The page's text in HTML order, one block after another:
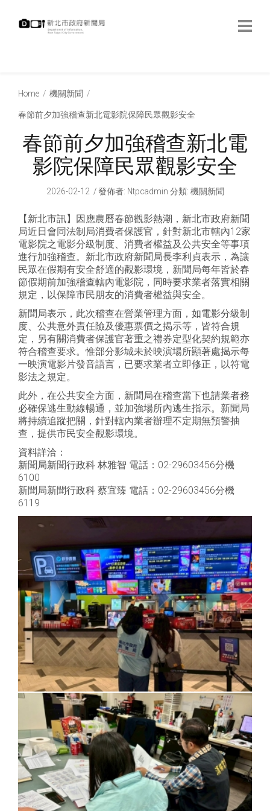
Home 機關新聞
春節前夕加強稽查新北電影院保障民眾觀影安全
春節前夕加強稽查新北電
影院保障民眾觀影安全
2026-02-12 發佈者: Ntpcadmin 分類: 機關新聞
【新北市訊】因應農曆春節觀影熱潮，新北市政府新聞
局近日會同法制局消費者保護官，針對新北市轄內12家
電影院之電影分級制度、消費者權益及公共安全等事項
進行加強稽查。新北市政府新聞局長李利貞表示，為讓
民眾在假期有安全舒適的觀影環境，新聞局每年皆於春
節假期前加強稽查轄內電影院，同時要求業者落實相關
規定，以保障市民朋友的消費者權益與安全。
新聞局表示，此次稽查在營業管理方面，如電影分級制
度、公共意外責任險及優惠票價之揭示等，皆符合規
定，另有關消費者保護官著重之禮券定型化契約規範亦
符合稽查要求。惟部分影城未於映演場所顯著處揭示每
一映演電影片發音語言，已要求業者立即修正，以符電
影法之規定。
此外，在公共安全方面，新聞局在稽查當下也請業者務
必確保逃生動線暢通，並加強場所內逃生指示。新聞局
將持續追蹤把關，針對轄內業者辦理不定期無預警抽
查，提供市民安全觀影環境。
資料詳洽：
新聞局新聞行政科 林雅智 電話：02-29603456分機
6100
新聞局新聞行政科 蔡宜臻 電話：02-29603456分機
6119